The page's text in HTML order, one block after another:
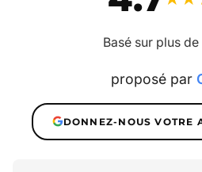
Basé sur plus
proposé par
DONNEZ-NOUS VOTRE